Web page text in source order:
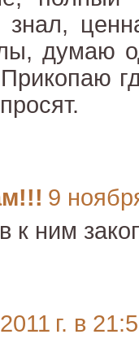
знал,
думаю
9
к ним
г. в